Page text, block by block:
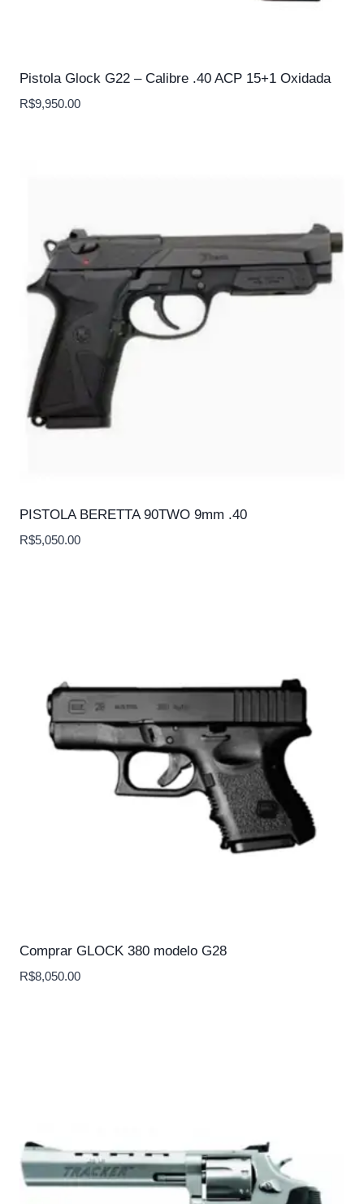
Pistola Glock G22 – Calibre .40 ACP 15+1 Oxidada
R$9,950.00
PISTOLA BERETTA 90TWO 9mm .40
R$5,050.00
Comprar GLOCK 380 modelo G28
R$8,050.00